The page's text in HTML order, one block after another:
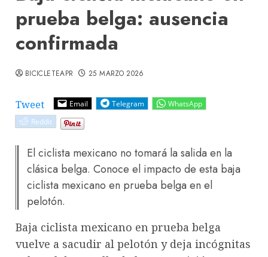
prueba belga: ausencia
confirmada
Tweet Email Telegram
WhatsApp
Reddit
BICICLETEAPR 25 MARZO 2026
El ciclista mexicano no tomará la salida en la
clásica belga. Conoce el impacto de esta baja
ciclista mexicano en prueba belga en el
pelotón.
Baja ciclista mexicano en prueba belga
vuelve a sacudir al pelotón y deja incógnitas